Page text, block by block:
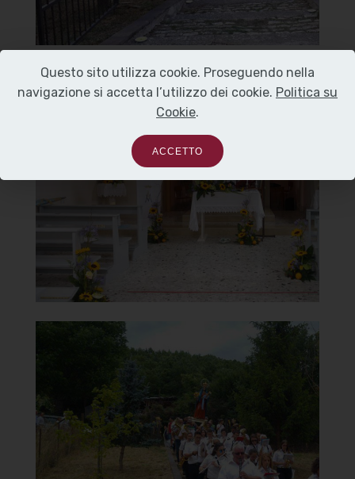
Chiesa della Madonna del
Interno
[
Clicca per ingrandire
Chiesa della Madonna del
Carmine
Statua del Carmine in processione
[
Clicca per ingrandire
Questo sito utilizza cookie. Proseguendo nella
navigazione si accetta l’utilizzo dei cookie. Politica su
Cookie.
ACCETTO